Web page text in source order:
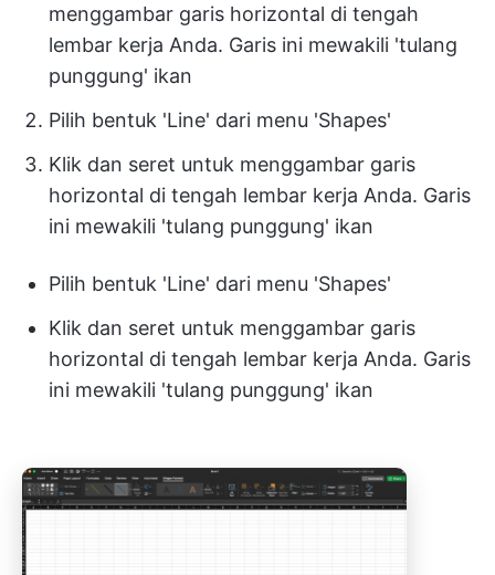
menggambar garis horizontal di tengah
lembar kerja Anda. Garis ini mewakili 'tulang
punggung' ikan
Pilih bentuk 'Line' dari menu 'Shapes'
Klik dan seret untuk menggambar garis
horizontal di tengah lembar kerja Anda. Garis
ini mewakili 'tulang punggung' ikan
Pilih bentuk 'Line' dari menu 'Shapes'
Klik dan seret untuk menggambar garis
horizontal di tengah lembar kerja Anda. Garis
ini mewakili 'tulang punggung' ikan